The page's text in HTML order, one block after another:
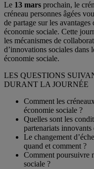
Le 13 mars prochain, le
créneau personnes âgées
de partage sur les
économie sociale. Cette
les mécanismes de
d’innovations sociales dans
économie sociale.
LES QUESTIONS
DURANT LA JOURNÉE
Comment les
économie sociale ?
Quelles sont les
partenariats
Le changement
quand et comment ?
Comment poursuivre
sociale ?